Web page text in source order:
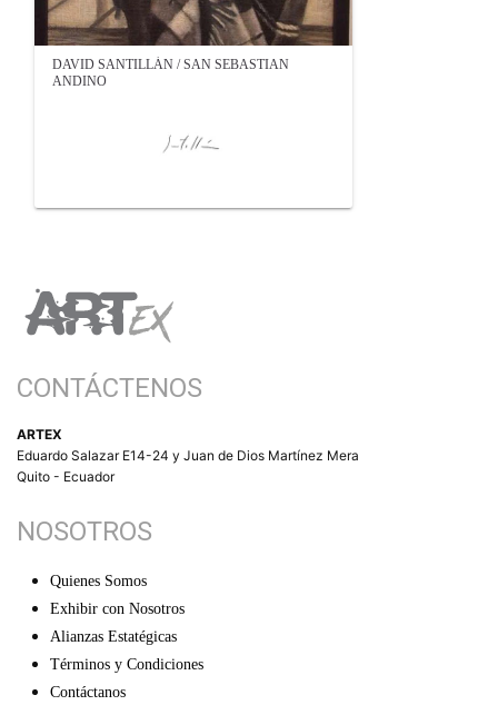
DAVID SANTILLÁN / SAN SEBASTIAN
ANDINO
CONTÁCTENOS
ARTEX
Eduardo Salazar E14-24 y Juan de Dios Martínez Mera
Quito - Ecuador
NOSOTROS
Quienes Somos
Exhibir con Nosotros
Alianzas Estatégicas
Términos y Condiciones
Contáctanos